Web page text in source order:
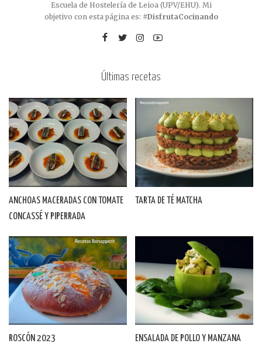
Escuela de Hostelería de Leioa (UPV/EHU). Mi
objetivo con esta página es: #DisfrutaCocinando
Últimas recetas
ANCHOAS MACERADAS CON TOMATE
CONCASSÉ Y PIPERRADA
TARTA DE TÉ MATCHA
ROSCÓN 2023 ENSALADA DE POLLO Y MANZANA